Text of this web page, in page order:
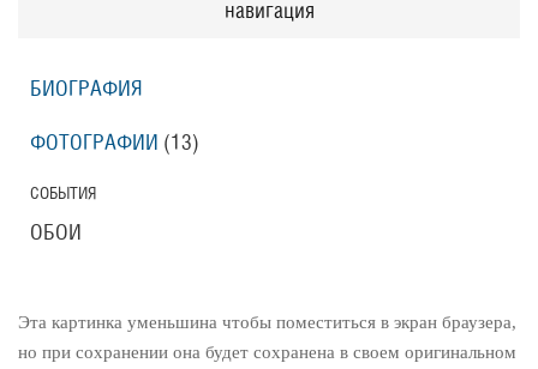
Эта картинка уменьшина чтобы поместиться в экран браузера,
но при сохранении она будет сохранена в своем оригинальном
навигация
БИОГРАФИЯ
ФОТОГРАФИИ (13)
СОБЫТИЯ
ОБОИ